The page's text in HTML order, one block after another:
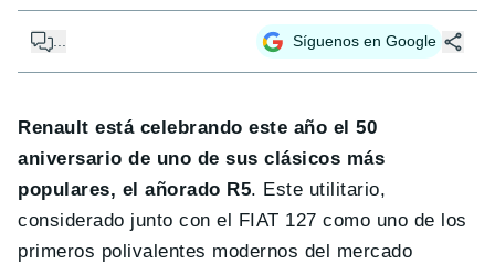
Síguenos en Google
Renault está celebrando este año el 50
aniversario de uno de sus clásicos más
populares, el añorado R5. Este utilitario,
considerado junto con el FIAT 127 como uno de los
primeros polivalentes modernos del mercado